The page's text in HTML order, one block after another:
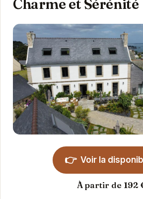
Charme et Sérénité
👉 Voir la
À partir de 192